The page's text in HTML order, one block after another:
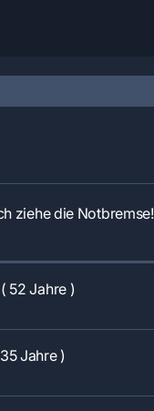
ziehe die Notbremse!
52 Jahre )
Jahre )